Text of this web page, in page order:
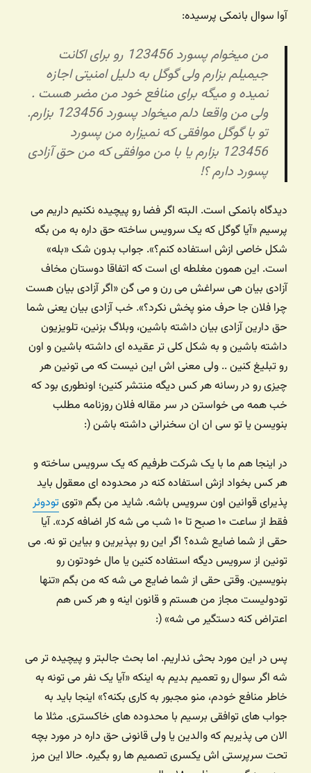
آوا سوال بانمکی پرسیده:
‌من میخوام پسورد 123456 رو برای اکانت
جیمیلم بزارم ولی گوگل به دلیل امنیتی اجازه
نمیده و میگه برای منافع خود من مضر هست .
ولی من واقعا دلم میخواد پسورد 123456 بزارم.
تو با گوگل موافقی که نمیزاره من پسورد
123456 بزارم یا با من موافقی که من حق آزادی
پسورد دارم ؟!
دیدگاه بانمکی است. البته اگر فضا رو پیچیده نکنیم داریم می
پرسیم «آیا گوگل که یک سرویس ساخته حق داره به من بگه
شکل خاصی ازش استفاده کنم؟». جواب بدون شک «بله»
است. این همون مغلطه ای است که اتفاقا دوستان مخاف
آزادی بیان هی سراغش می رن و می گن «اگر آزادی بیان هست
چرا فلان جا حرف منو پخش نکرد؟». خب آزادی بیان یعنی شما
حق دارین آزادی بیان داشته باشین، وبلاگ بزنین، تلویزیون
داشته باشین و به شکل کلی تر عقیده ای داشته باشین و اون
رو تبلیغ کنین .. ولی معنی اش این نیست که می تونین هر
چیزی رو در رسانه هر کس دیگه منتشر کنین؛ اونطوری بود که
خب همه می خواستن در سر مقاله فلان روزنامه مطلب
بنویسن یا تو سی ان ان سخنرانی داشته باشن (:
در اینجا هم ما با یک شرکت طرفیم که یک سرویس ساخته و
هر کس بخواد ازش استفاده کنه در محدوده ای معقول باید
پذیرای قوانین اون سرویس باشه. شاید من بگم «تویتودوئر
فقط از ساعت ۱۰ صبح تا ۱۰ شب می شه کار اضافه کرد». آیا
حقی از شما ضایع شده؟ اگر این رو بپذیرین و بیاین تو نه. می
تونین از سرویس دیگه استفاده کنین یا مال خودتون رو
بنویسین. وقتی حقی از شما ضایع می شه که من بگم «تنها
تودولیست مجاز من هستم و قانون اینه و هر کس هم
اعتراض کنه دستگیر می شه» (:
پس در این مورد بحثی نداریم. اما بحث جالبتر و پیچیده تر می
شه اگر سوال رو تعمیم بدیم به اینکه «آیا یک نفر می تونه به
خاطر منافع خودم، منو مجبور به کاری بکنه؟» اینجا باید به
جواب های توافقی برسیم با محدوده های خاکستری. مثلا ما
الان می پذیریم که والدین یا ولی قانونی حق داره در مورد بچه
تحت سرپرستی اش یکسری تصمیم ها رو بگیره. حالا این مرز